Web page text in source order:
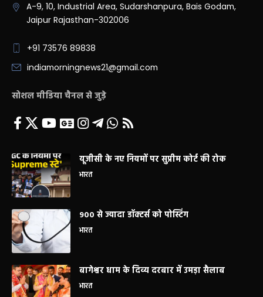
A-9, 10, Industrial Area, Sudarshanpura, Bais Godam,
Jaipur Rajasthan-302006
+91 73576 89838
indiamorningnews21@gmail.com
सोशल मीडिया चैनल से जुड़े
यूजीसी के नए नियमों पर सुप्रीम कोर्ट की रोक
भारत
900 से ज्यादा डॉक्टर्स को पोस्टिंग
भारत
बागेश्वर धाम के दिव्य दरबार में उमड़ा सैलाब
भारत